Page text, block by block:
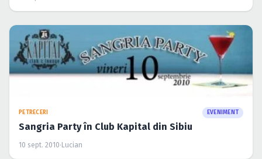
PETRECERI EVENIMENT
Sangria Party în Club Kapital din Sibiu
10 sept. 2010· Lucian